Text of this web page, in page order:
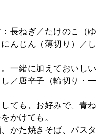
長ねぎ／たけのこ（ゆ
んじん（薄切り）／し
一緒に加えておいしい
／唐辛子（輪切り・一
ても。お好みで、青ね
かけても。
かた焼きそば、パスタ